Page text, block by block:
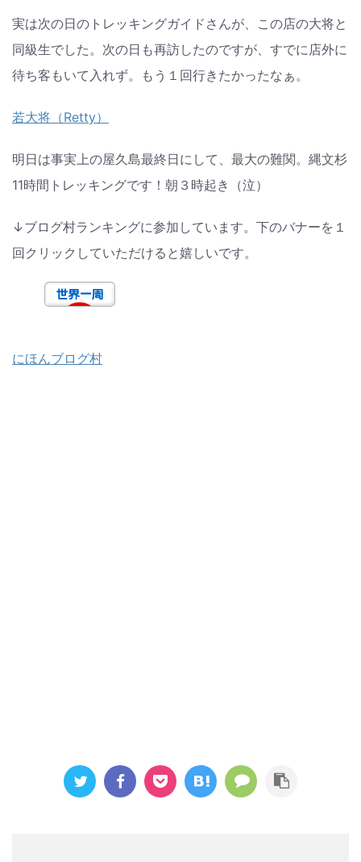
実は次の日のトレッキングガイドさんが、この店の大将と
同級生でした。次の日も再訪したのですが、すでに店外に
待ち客もいて入れず。もう１回行きたかったなぁ。
若大将（Retty）
明日は事実上の屋久島最終日にして、最大の難関。縄文杉
11時間トレッキングです！朝３時起き（泣）
↓ブログ村ランキングに参加しています。下のバナーを１
回クリックしていただけると嬉しいです。
にほんブログ村